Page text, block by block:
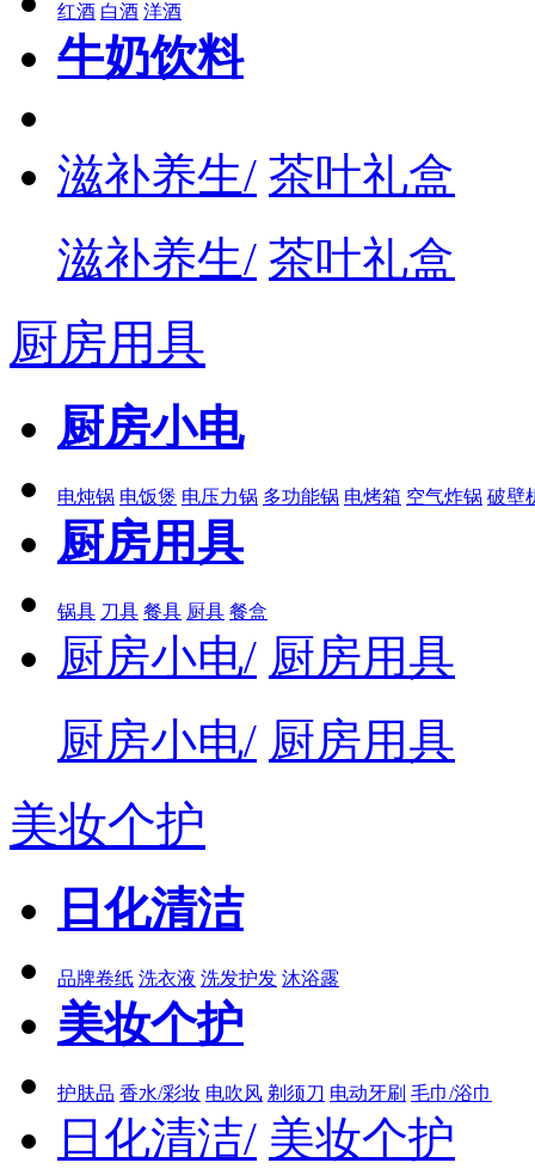
红酒 白酒 洋酒
牛奶饮料
滋补养生/ 茶叶礼盒
滋补养生/ 茶叶礼盒
厨房用具
厨房小电
电炖锅 电饭煲 电压力锅 多功能锅 电烤箱 空气炸锅 破壁
厨房用具
锅具 刀具 餐具 厨具 餐盒
厨房小电/ 厨房用具
厨房小电/ 厨房用具
美妆个护
日化清洁
品牌卷纸 洗衣液 洗发护发 沐浴露
美妆个护
护肤品 香水/彩妆 电吹风 剃须刀 电动牙刷 毛巾/浴巾
日化清洁/ 美妆个护